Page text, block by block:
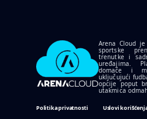
Arena Cloud
sportske
trenutke i
uređajima.
domaće i
uključujući
opcije poput
utakmica
Politika privatnosti Uslovi